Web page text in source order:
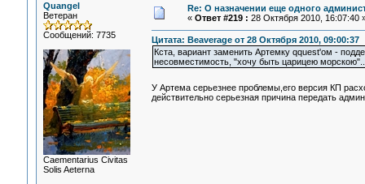
Quangel
Ветеран
Сообщений: 7735
Сaementarius Civitas
Solis Aeterna
Re: О назначении еще одного
« Ответ #219 : 28 Октября 2010, 16:07:40
Цитата: Beaverage от 28 Октября 2010, 09:00:37
Кста, вариант заменить Артемку qquest'ом -
несовместимость, "хочу быть царицею
У Артема серьезнее проблемы,его версия КП
действительно серьезная причина передать